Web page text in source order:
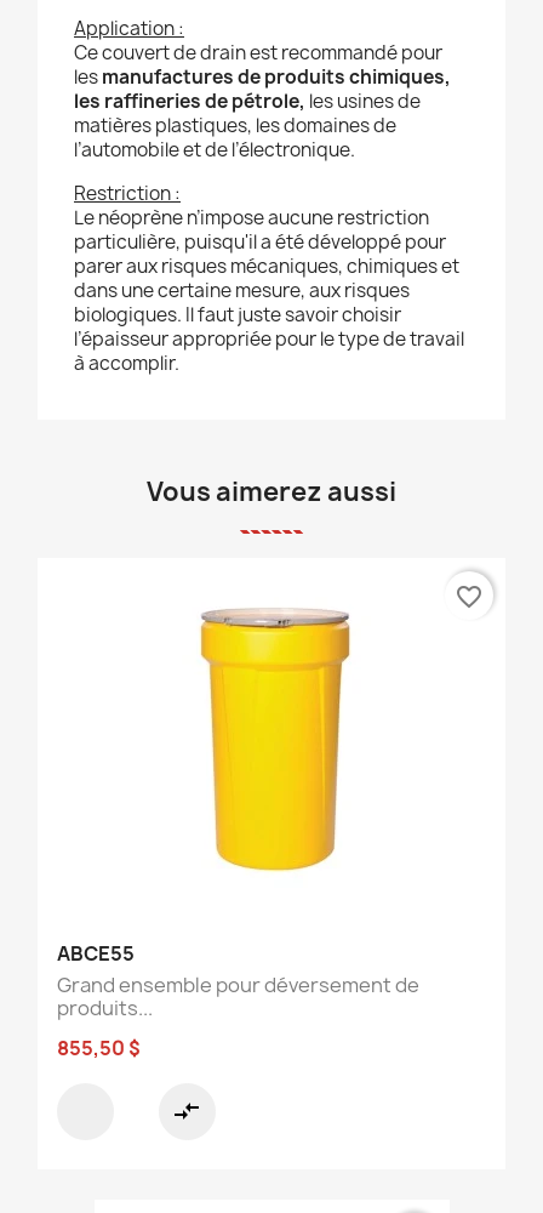
Application :
Ce couvert de drain est recommandé pour
lesmanufactures de produits chimiques,
les raffineries de pétrole, les usines de
matières plastiques, les domaines de
l’automobile et de l’électronique.
Restriction :
Le néoprène n’impose aucune restriction
particulière, puisqu'il a été développé pour
parer aux risques mécaniques, chimiques et
dans une certaine mesure, aux risques
biologiques. Il faut juste savoir choisir
l’épaisseur appropriée pour le type de travail
à accomplir.
Vous aimerez aussi
ABCE55
Grand ensemble pour déversement de
produits...
855,50 $
compare_arrows
favorite_border